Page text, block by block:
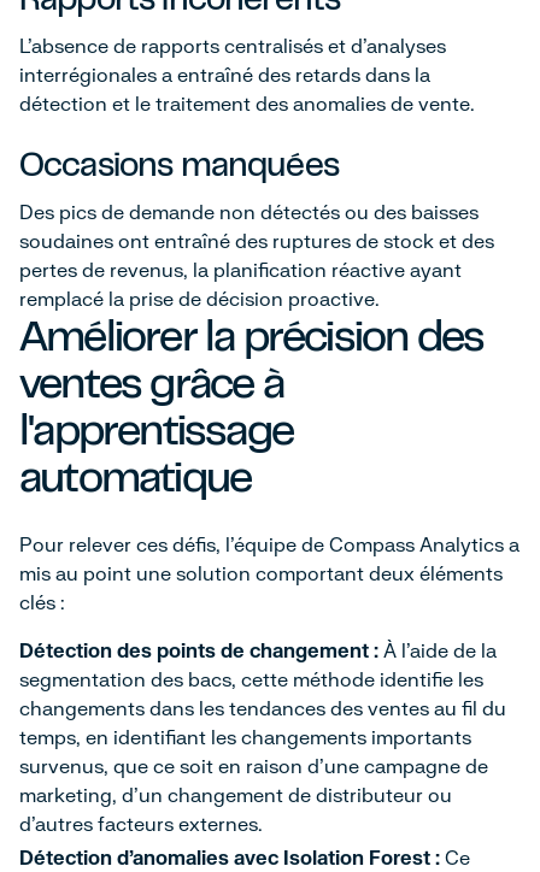
L'absence de rapports centralisés et d'analyses
interrégionales a entraîné des retards dans la
détection et le traitement des anomalies de vente.
Occasions manquées
Des pics de demande non détectés ou des baisses
soudaines ont entraîné des ruptures de stock et des
pertes de revenus, la planification réactive ayant
remplacé la prise de décision proactive.
Améliorer la précision des
ventes grâce à
l'apprentissage
automatique
Pour relever ces défis, l'équipe de Compass Analytics a
mis au point une solution comportant deux éléments
clés :
Détection des points de changement : À l'aide de la
segmentation des bacs, cette méthode identifie les
changements dans les tendances des ventes au fil du
temps, en identifiant les changements importants
survenus, que ce soit en raison d'une campagne de
marketing, d'un changement de distributeur ou
d'autres facteurs externes.
Détection d'anomalies avec Isolation Forest : Ce